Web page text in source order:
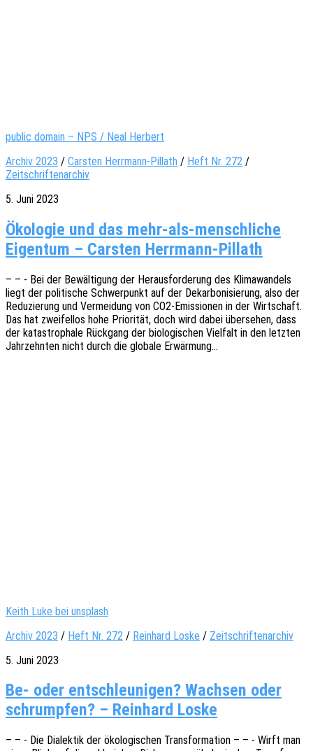
public domain – NPS / Neal Herbert
Archiv 2023 / Carsten Herrmann-Pillath / Heft Nr. 272 /
Zeitschriftenarchiv
5. Juni 2023
Ökologie und das mehr-als-menschliche
Eigentum – Carsten Herrmann-Pillath
– – - Bei der Bewäl­ti­gung der Heraus­for­de­rung des Klima­wan­dels
liegt der poli­ti­sche Schwer­punkt auf der Dekar­bo­ni­sie­rung, also der
Redu­zie­rung und Vermei­dung von CO2-Emis­­sio­­nen in der Wirt­schaft.
Das hat zwei­fel­los hohe Prio­ri­tät, doch wird dabei über­se­hen, dass
der kata­stro­pha­le Rück­gang der biolo­gi­schen Viel­falt in den letz­ten
Jahr­zehn­ten nicht durch die globa­le Erwärmung…
Keith Luke bei unsplash
Archiv 2023 / Heft Nr. 272 / Reinhard Loske / Zeitschriftenarchiv
5. Juni 2023
Be- oder entschleunigen? Wachsen oder
schrumpfen? – Reinhard Loske
– – - Die Dialek­tik der ökolo­gi­schen Trans­for­ma­ti­on – – - Wirft man